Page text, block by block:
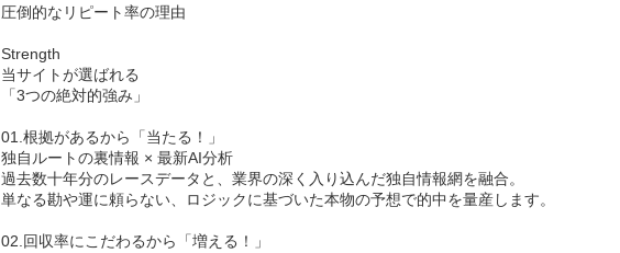
圧倒的なリピート率の理由
Strength
当サイトが選ばれる
「3つの絶対的強み」
01.根拠があるから「当たる！」
独自ルートの裏情報 × 最新AI分析
過去数十年分のレースデータと、業界の深く入り込んだ独自情報網を融合。
単なる勘や運に頼らない、ロジックに基づいた本物の予想で的中を量産します。
02.回収率にこだわるから「増える！」